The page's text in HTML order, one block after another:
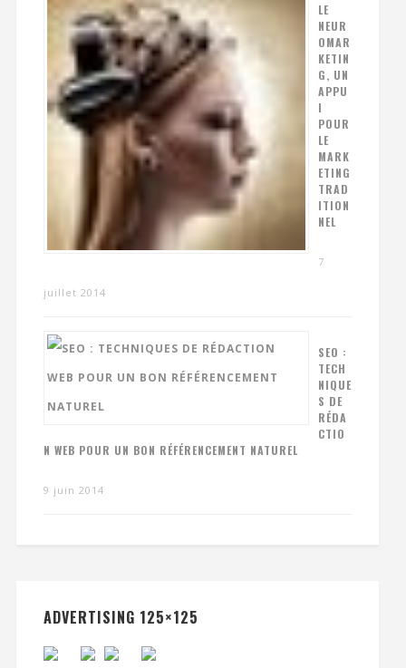
LE
NEUR
OMAR
KETIN
G, UN
APPU
I
POUR
LE
MARK
ETING
TRAD
ITION
NEL
7
juillet 2014
SEO :
TECH
NIQUE
S DE
RÉDA
CTIO
N WEB POUR UN BON RÉFÉRENCEMENT NATUREL
9 juin 2014
ADVERTISING 125×125